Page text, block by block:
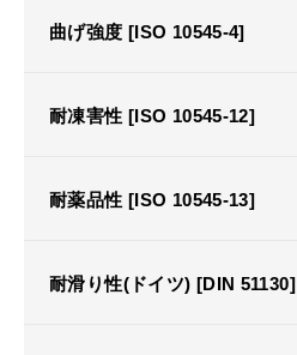
曲げ強度 [ISO 10545-4]
耐凍害性 [ISO 10545-12]
耐薬品性 [ISO 10545-13]
耐滑り性(ドイツ) [DIN 51130]